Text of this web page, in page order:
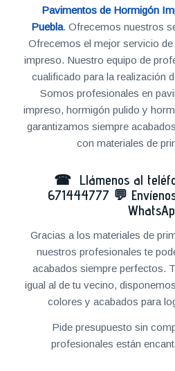
Pavimentos de Hormigón
Puebla. Ofrecemos nuestros
Ofrecemos el mejor servicio
impreso. Nuestro equipo de
cualificado para la realización
Somos profesionales en
impreso, hormigón pulido y
garantizamos siempre
con materiales de
☎ Llámenos al
671444777 💬
Gracias a los materiales de
nuestros profesionales te
acabados siempre perfectos.
igual al de tu vecino,
colores y acabados para
Pide presupuesto sin
profesionales están